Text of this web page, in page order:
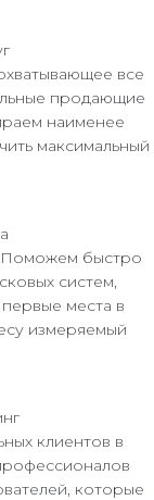
все
продающие
наименее
максимальный
Поможем быстро
систем,
места в
измеряемый
клиентов в
которые